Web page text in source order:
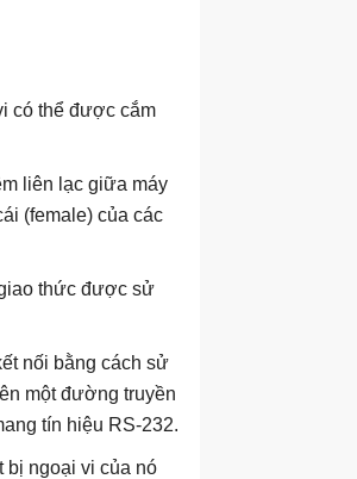
có thể được cắm
liên lạc giữa máy
(female) của các
thức được sử
nối bằng cách sử
một đường truyền
tín hiệu RS-232.
bị ngoại vi của nó